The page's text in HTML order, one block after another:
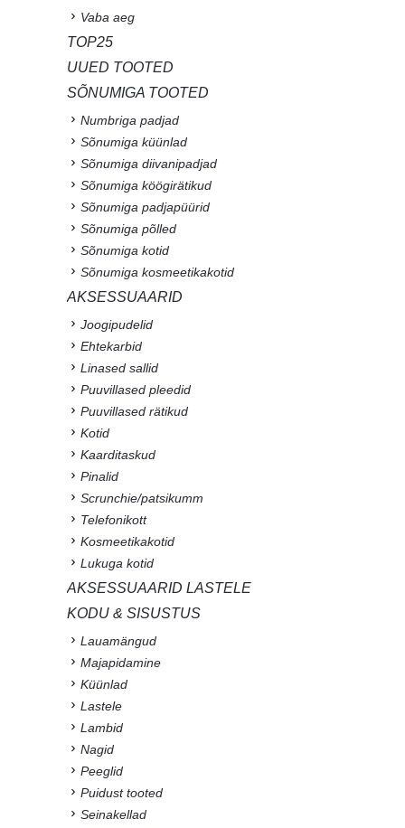
Vaba aeg
TOP25
UUED TOOTED
SÕNUMIGA TOOTED
Numbriga padjad
Sõnumiga küünlad
Sõnumiga diivanipadjad
Sõnumiga köögirätikud
Sõnumiga padjapüürid
Sõnumiga põlled
Sõnumiga kotid
Sõnumiga kosmeetikakotid
AKSESSUAARID
Joogipudelid
Ehtekarbid
Linased sallid
Puuvillased pleedid
Puuvillased rätikud
Kotid
Kaarditaskud
Pinalid
Scrunchie/patsikumm
Telefonikott
Kosmeetikakotid
Lukuga kotid
AKSESSUAARID LASTELE
KODU & SISUSTUS
Lauamängud
Majapidamine
Küünlad
Lastele
Lambid
Nagid
Peeglid
Puidust tooted
Seinakellad